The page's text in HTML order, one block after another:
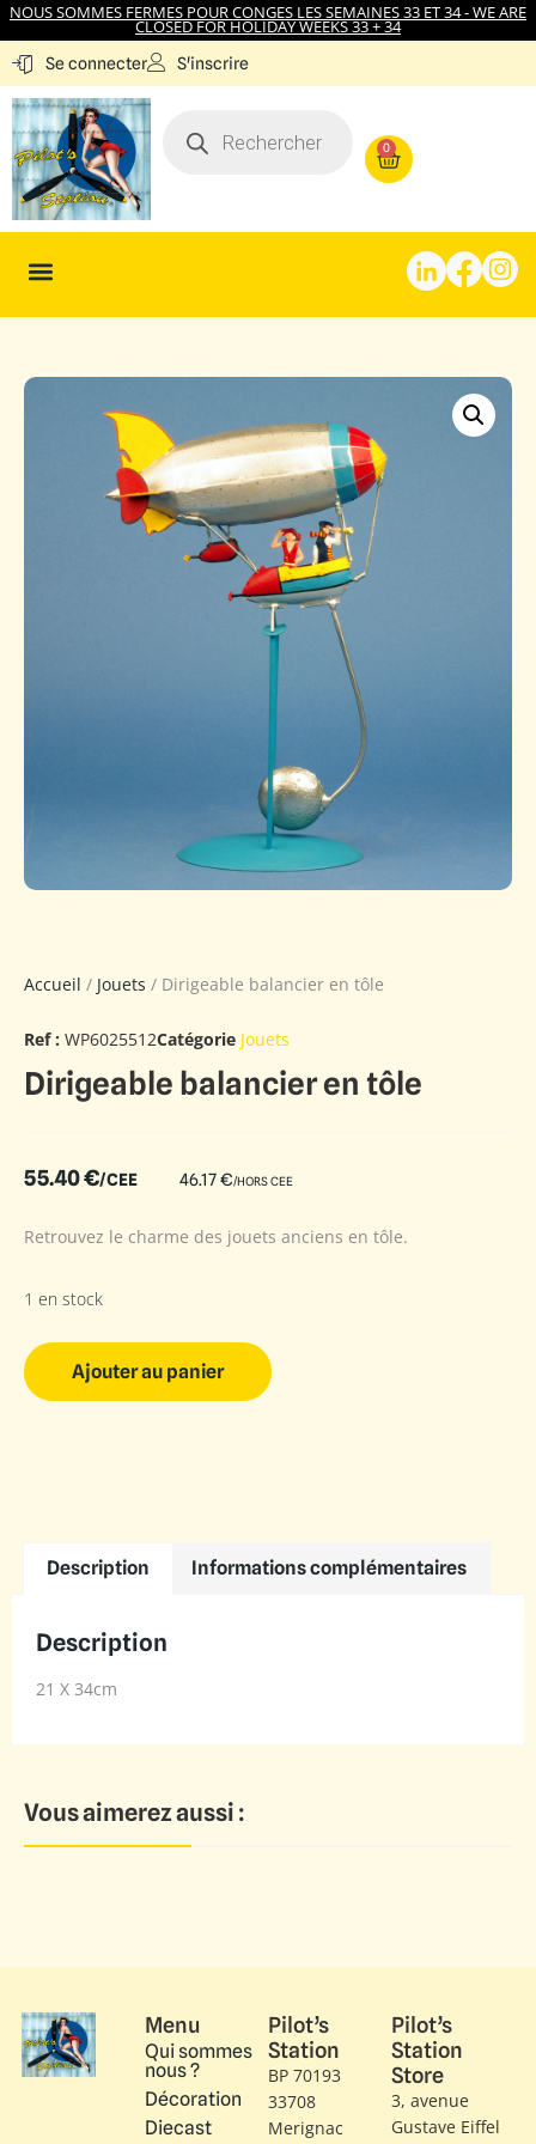
NOUS SOMMES FERMES POUR CONGES LES SEMAINES 33 ET 34 - WE ARE
CLOSED FOR HOLIDAY WEEKS 33 + 34
Se connecter S'inscrire
0
Accueil / Jouets / Dirigeable balancier en tôle
Ref : WP6025512Catégorie Jouets
Dirigeable balancier en tôle
55.40€/CEE 46.17€/HORS CEE
Retrouvez le charme des jouets anciens en tôle.
1 en stock
Ajouter au panier
Description Informations complémentaires
Description
21 X 34cm
Vous aimerez aussi :
Menu
Qui sommes
nous ?
Décoration
Diecast
Pilot’s
Station
BP 70193
33708
Merignac
Pilot’s
Station
Store
3, avenue
Gustave Eiffel​